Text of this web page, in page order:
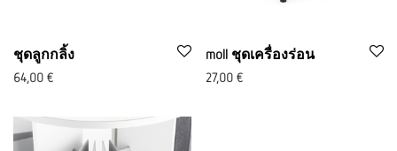
ชุดลูกกลิ้ง
64,00 €
moll ชุดเครื่องร่อน
27,00 €